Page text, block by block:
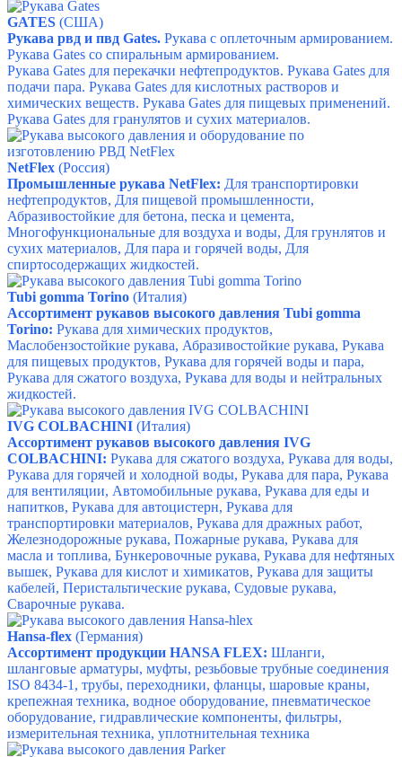
GATES (США)
Рукава рвд и пвд Gates. Рукава с оплеточным армированием.
Рукава Gates со спиральным армированием.
Рукава Gates для перекачки нефтепродуктов. Рукава Gates для
подачи пара. Рукава Gates для кислотных растворов и
химических веществ. Рукава Gates для пищевых применений.
Рукава Gates для гранулятов и сухих материалов.
NetFlex (Россия)
Промышленные рукава NetFlex: Для транспортировки
нефтепродуктов, Для пищевой промышленности,
Абразивостойкие для бетона, песка и цемента,
Многофункциональные для воздуха и воды, Для грунлятов и
сухих материалов, Для пара и горячей воды, Для
спиртосодержащих жидкостей.
Tubi gomma Torino (Италия)
Ассортимент рукавов высокого давления Tubi gomma
Torino: Рукава для химических продуктов,
Маслобензостойкие рукава, Абразивостойкие рукава, Рукава
для пищевых продуктов, Рукава для горячей воды и пара,
Рукава для сжатого воздуха, Рукава для воды и нейтральных
жидкостей.
IVG COLBACHINI (Италия)
Ассортимент рукавов высокого давления IVG
COLBACHINI: Рукава для сжатого воздуха, Рукава для воды,
Рукава для горячей и холодной воды, Рукава для пара, Рукава
для вентиляции, Автомобильные рукава, Рукава для еды и
напитков, Рукава для автоцистерн, Рукава для
транспортировки материалов, Рукава для дражных работ,
Железнодорожные рукава, Пожарные рукава, Рукава для
масла и топлива, Бункеровочные рукава, Рукава для нефтяных
вышек, Рукава для кислот и химикатов, Рукава для защиты
кабелей, Перистальтические рукава, Судовые рукава,
Сварочные рукава.
Hansa-flex (Германия)
Ассортимент продукции HANSA FLEX: Шланги,
шланговые арматуры, муфты, резьбовые трубные соединения
ISO 8434-1, трубы, переходники, фланцы, шаровые краны,
крепежная техника, водное оборудование, пневматическое
оборудование, гидравлические компоненты, фильтры,
измерительная техника, уплотнительная техника